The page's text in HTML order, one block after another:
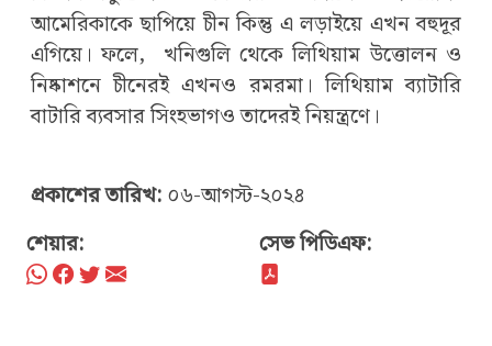
আমেরিকাকে ছাপিয়ে চীন কিন্তু এ লড়াইয়ে এখন বহুদূর
এগিয়ে। ফলে, খনিগুলি থেকে লিথিয়াম উত্তোলন ও
নিষ্কাশনে চীনেরই এখনও রমরমা। লিথিয়াম ব্যাটারি
বাটারি ব্যবসার সিংহভাগও তাদেরই নিয়ন্ত্রণে।
প্রকাশের তারিখ:০৬-আগস্ট-২০২৪
শেয়ার:
সেভ পিডিএফ: